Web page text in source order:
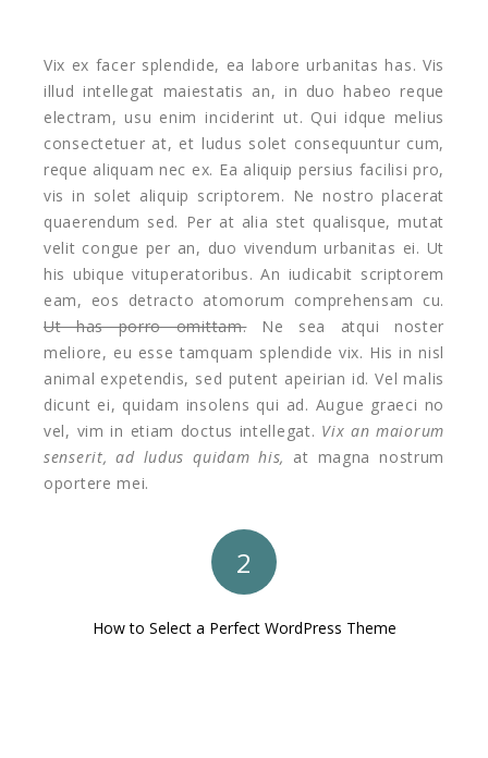
Vix ex facer splendide, ea labore urbanitas has. Vis
illud intellegat maiestatis an, in duo habeo reque
electram, usu enim inciderint ut. Qui idque melius
consectetuer at, et ludus solet consequuntur cum,
reque aliquam nec ex. Ea aliquip persius facilisi pro,
vis in solet aliquip scriptorem. Ne nostro placerat
quaerendum sed. Per at alia stet qualisque, mutat
velit congue per an, duo vivendum urbanitas ei. Ut
his ubique vituperatoribus. An iudicabit scriptorem
eam, eos detracto atomorum comprehensam cu.
Ut has porro omittam.Ne sea atqui noster
meliore, eu esse tamquam splendide vix. His in nisl
animal expetendis, sed putent apeirian id. Vel malis
dicunt ei, quidam insolens qui ad. Augue graeci no
vel, vim in etiam doctus intellegat. Vix an maiorum
senserit, ad ludus quidam his, at magna nostrum
oportere mei.
2
How to Select a Perfect WordPress Theme